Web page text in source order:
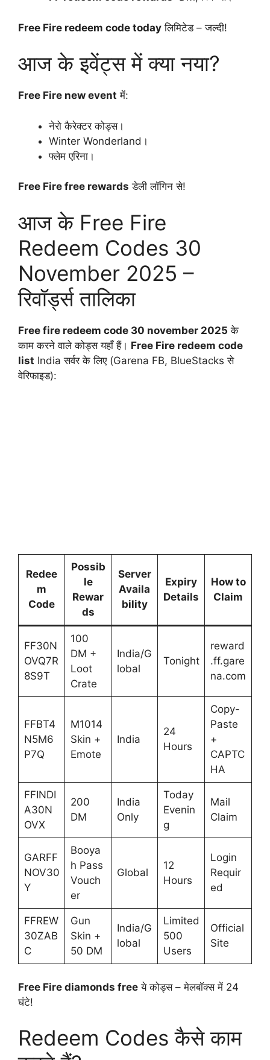
Free Fire redeem code today लिमिटेड – जल्दी!
आज के इवेंट्स में क्या नया?
Free Fire new event में:
नेरो कैरेक्टर कोड्स।
Winter Wonderland।
फ्लेम एरिना।
Free Fire free rewards डेली लॉगिन से!
आज के Free Fire
Redeem Codes 30
November 2025 –
रिवॉर्ड्स तालिका
Free fire redeem code 30 november 2025 के
काम करने वाले कोड्स यहाँ हैं। Free Fire redeem code
list India सर्वर के लिए (Garena FB, BlueStacks से
वेरिफाइड):
Redee
m
Code
Possib
le
Rewar
ds
Server
Availa
bility
Expiry
Details
How to
Claim
FF30N
OVQ7R
8S9T
100
DM +
Loot
Crate
India/G
lobal
Tonight
reward
.ff.gare
na.com
FFBT4
N5M6
P7Q
M1014
Skin +
Emote
India
24
Hours
Copy-
Paste
+
CAPTC
HA
FFINDI
A30N
OVX
200
DM
India
Only
Today
Evenin
g
Mail
Claim
GARFF
NOV30
Y
Booya
h Pass
Vouch
er
Global
12
Hours
Login
Requir
ed
FFREW
30ZAB
C
Gun
Skin +
50 DM
India/G
lobal
Limited
500
Users
Official
Site
Free Fire diamonds free ये कोड्स – मेलबॉक्स में 24
घंटे!
Redeem Codes कैसे काम